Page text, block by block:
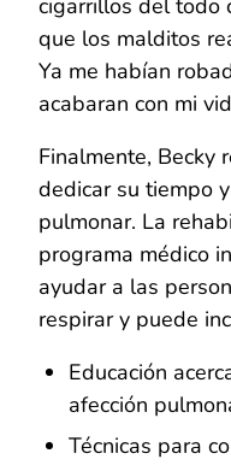
cigarrillos del todo
que los malditos
Ya me habían
acabaran con mi
Finalmente, Becky
dedicar su tiempo
pulmonar. La
programa médico
ayudar a las
respirar y puede
Educación
afección
Técnicas para